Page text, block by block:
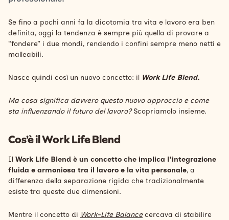
Se fino a pochi anni fa la dicotomia tra vita e lavoro era ben
definita, oggi la tendenza è sempre più quella di provare a
“fondere” i due mondi, rendendo i confini sempre meno netti e
malleabili.
Nasce quindi così un nuovo concetto: il Work Life Blend.
Ma cosa significa davvero questo nuovo approccio e come
sta influenzando il futuro del lavoro? Scopriamolo insieme.
Cos’è il Work Life Blend
Il Work Life Blend è un concetto che implica l'integrazione
fluida e armoniosa tra il lavoro e la vita personale, a
differenza della separazione rigida che tradizionalmente
esiste tra queste due dimensioni.
Mentre il concetto di Work-Life Balance cercava di stabilire